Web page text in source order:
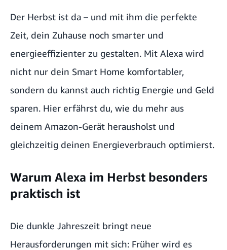
Der Herbst ist da – und mit ihm die perfekte
Zeit, dein Zuhause noch smarter und
energieeffizienter zu gestalten. Mit Alexa wird
nicht nur dein Smart Home komfortabler,
sondern du kannst auch richtig Energie und Geld
sparen. Hier erfährst du, wie du mehr aus
deinem Amazon-Gerät herausholst und
gleichzeitig deinen Energieverbrauch optimierst.
Warum Alexa im Herbst besonders
praktisch ist
Die dunkle Jahreszeit bringt neue
Herausforderungen mit sich: Früher wird es